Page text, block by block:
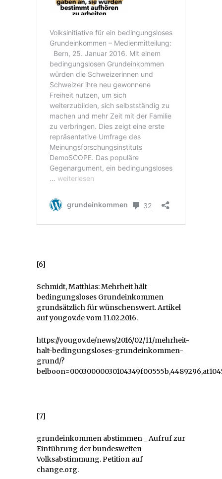
[6]
Schmidt, Matthias: Mehrheit hält
bedingungsloses Grundeinkommen
grundsätzlich für wünschenswert. Artikel
auf yougov.de vom 11.02.2016.
https://yougov.de/news/2016/02/11/mehrheit-
halt-bedingungsloses-grundeinkommen-
grund/?
[7]
grundeinkommen abstimmen _ Aufruf zur
Einführung der bundesweiten
Volksabstimmung. Petition auf
change.org.